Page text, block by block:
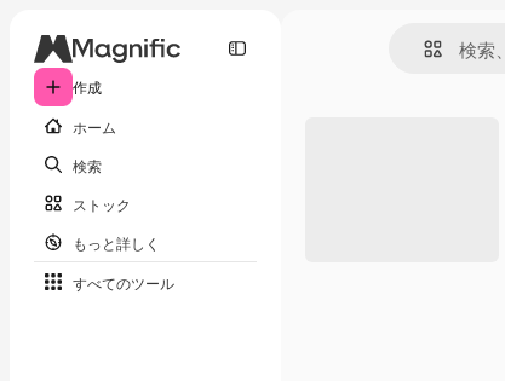
作成
ホーム
検索
ストック
もっと詳しく
すべてのツール